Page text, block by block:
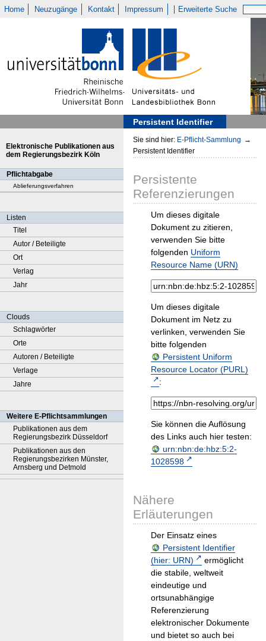
Home Neuzugänge Kontakt Impressum Erweiterte Suche
Persistent Identifier
Elektronische Publikationen aus
dem Regierungsbezirk Köln
Pflichtabgabe
Ablieferungsverfahren
Listen
Titel
Autor / Beteiligte
Ort
Verlag
Jahr
Clouds
Schlagwörter
Orte
Autoren / Beteiligte
Verlage
Jahre
Weitere E-Pflichtsammlungen
Publikationen aus dem
Regierungsbezirk Düsseldorf
Publikationen aus den
Regierungsbezirken Münster,
Arnsberg und Detmold
Sie sind hier: E-Pflicht-Sammlung →
Persistent Identifier
Persistente
Referenzierungen
Um dieses digitale
Dokument zu zitieren,
verwenden Sie bitte
folgenden Uniform
Resource Name (URN)
Um dieses digitale
Dokument im Netz zu
verlinken, verwenden Sie
bitte folgenden
Persistent Uniform
Resource Locator (PURL)
:
Sie können die Auflösung
des Links auch hier testen:
urn:nbn:de:hbz:5:2-
1028598
Nähere
Erläuterungen
Der Einsatz eines
Persistent Identifier
(hier: URN)
ermöglicht
die stabile, weltweit
eindeutige und
ortsunabhängige
Referenzierung
elektronischer Dokumente
und bietet so auch bei